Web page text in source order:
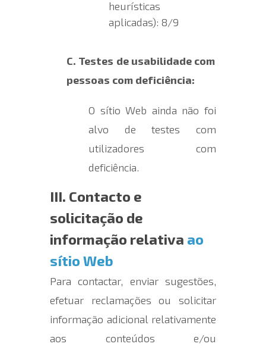
heurísticas
aplicadas): 8/9
C. Testes de usabilidade com
pessoas com deficiência:
O sítio Web ainda não foi
alvo de testes com
utilizadores com
deficiência.
III. Contacto e
solicitação de
informação relativa ao
sítio Web
Para contactar, enviar sugestões,
efetuar reclamações ou solicitar
informação adicional relativamente
aos conteúdos e/ou